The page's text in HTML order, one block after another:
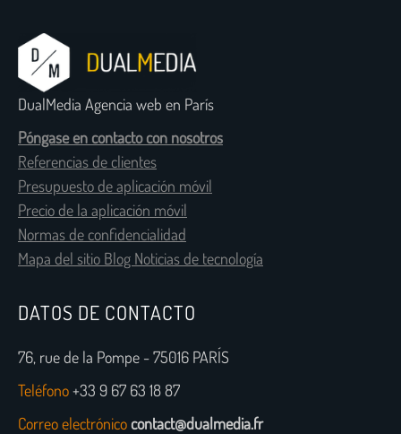
DualMedia Agencia web en París
Póngase en contacto con nosotros
Referencias de clientes
Presupuesto de aplicación móvil
Precio de la aplicación móvil
Normas de confidencialidad
Mapa del sitio Blog Noticias de tecnología
DATOS DE CONTACTO
76, rue de la Pompe - 75016 PARÍS
Teléfono+33 9 67 63 18 87
Correo electrónicocontact@dualmedia.fr